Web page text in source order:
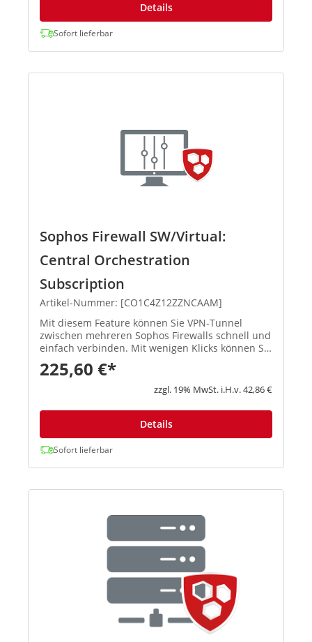
Details
Sofort lieferbar
Sophos Firewall SW/Virtual:
Central Orchestration
Subscription
Artikel-Nummer: [CO1C4Z12ZZNCAAM]
Mit diesem Feature können Sie VPN-Tunnel
zwischen mehreren Sophos Firewalls schnell und
einfach verbinden. Mit wenigen Klicks können Sie
ein Full-Mesh-Netzwerk, eine Hub-and-Spoke-
Topologie oder ähnliche Infrastrukturen
einrichten, und Sophos Central...
225,60 €*
zzgl. 19% MwSt. i.H.v. 42,86 €
Details
Sofort lieferbar